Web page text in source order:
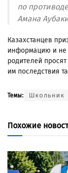
по
Амана
Казахстанцев
информацию и не
родителей
им последствия
Темы: Школьник
Похожие